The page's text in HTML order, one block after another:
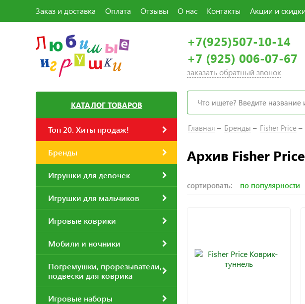
Заказ и доставка Оплата Отзывы О нас Контакты Акции и скидки
+7(925)507-10-14
+7 (925) 006-07-67
заказать обратный звонок
КАТАЛОГ ТОВАРОВ
Топ 20. Хиты продаж!
Бренды
Игрушки для девочек
Игрушки для мальчиков
Игровые коврики
Мобили и ночники
Погремушки, прорезыватели,
подвески для коврика
Игровые наборы
Главная Бренды Fisher Price
Архив Fisher Price
сортировать: